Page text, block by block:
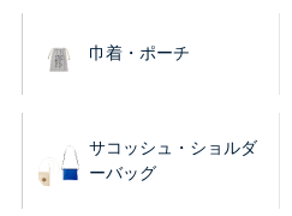
巾着・ポーチ
サコッシュ・ショルダ
ーバッグ